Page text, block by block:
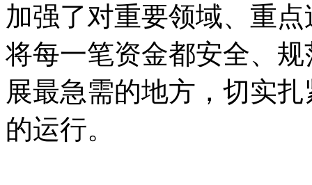
加强了对重要领域、重
将每一笔资金都安全、
展最急需的地方，切实
的运行。